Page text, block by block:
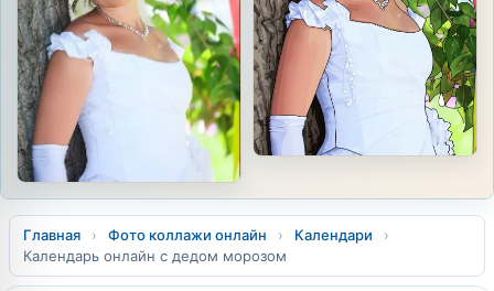
Главная › Фото коллажи онлайн › Календари
›
Календарь онлайн с дедом морозом